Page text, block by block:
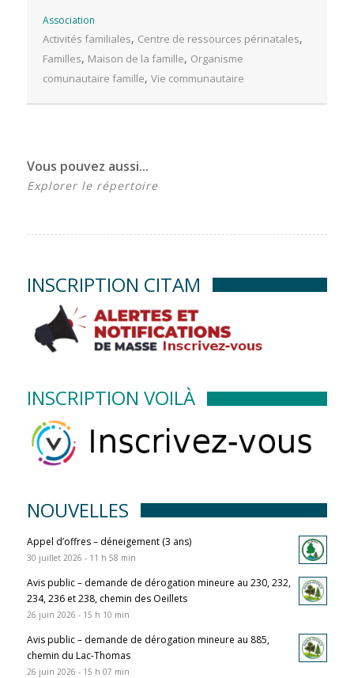
Association
Activités familiales, Centre de ressources périnatales,
Familles, Maison de la famille, Organisme
comunautaire famille, Vie communautaire
Vous pouvez aussi...
Explorer le répertoire
INSCRIPTION CITAM
INSCRIPTION VOILÀ
NOUVELLES
Appel d’offres – déneigement (3 ans)
30 juillet 2026 - 11 h 58 min
Avis public – demande de dérogation mineure au 230, 232,
234, 236 et 238, chemin des Oeillets
26 juin 2026 - 15 h 10 min
Avis public – demande de dérogation mineure au 885,
chemin du Lac-Thomas
26 juin 2026 - 15 h 07 min